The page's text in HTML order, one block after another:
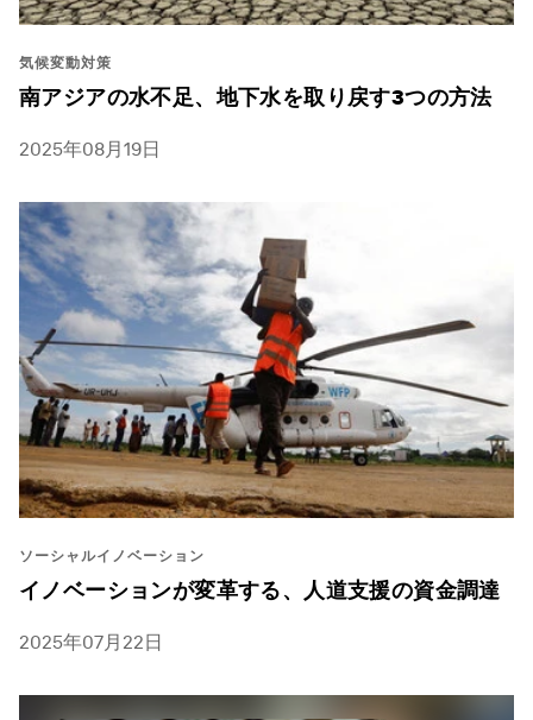
気候変動対策
南アジアの水不足、地下水を取り戻す3つの方法
2025年08月19日
ソーシャルイノベーション
イノベーションが変革する、人道支援の資金調達
2025年07月22日